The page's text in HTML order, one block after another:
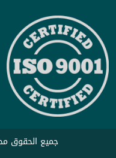
جميع الحقوق